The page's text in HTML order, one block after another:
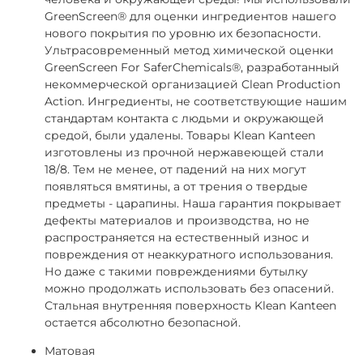
GreenScreen® для оценки ингредиентов нашего
нового покрытия по уровню их безопасности.
Ультрасовременный метод химической оценки
GreenScreen For SaferChemicals®, разработанный
некоммерческой организацией Clean Production
Action. Ингредиенты, не соответствующие нашим
стандартам контакта с людьми и окружающей
средой, были удалены. Товары Klean Kanteen
изготовлены из прочной нержавеющей стали
18/8. Тем не менее, от падений на них могут
появляться вмятины, а от трения о твердые
предметы - царапины. Наша гарантия покрывает
дефекты материалов и производства, но не
распространяется на естественный износ и
повреждения от неаккуратного использования.
Но даже с такими повреждениями бутылку
можно продолжать использовать без опасений.
Стальная внутренняя поверхность Klean Kanteen
остается абсолютно безопасной.
Матовая